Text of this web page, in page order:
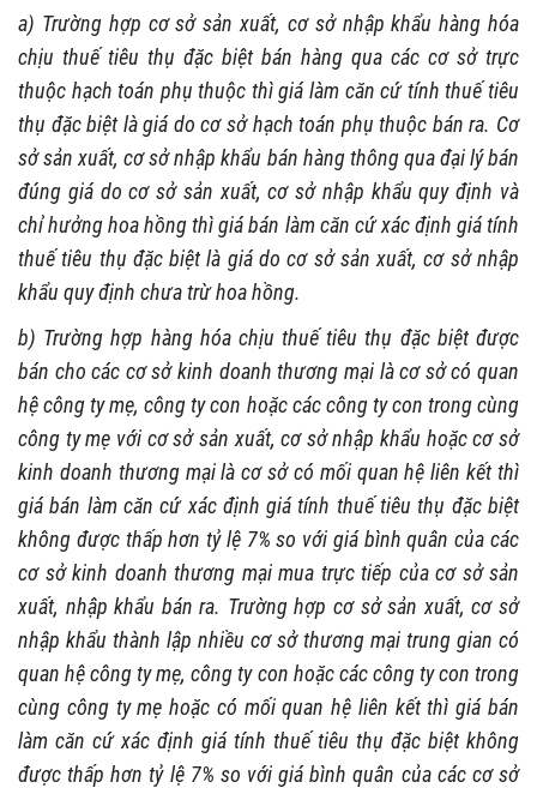
a) Trường hợp cơ sở sản xuất, cơ sở nhập khẩu hàng hóa
chịu thuế tiêu thụ đặc biệt bán hàng qua các cơ sở trực
thuộc hạch toán phụ thuộc thì giá làm căn cứ tính thuế tiêu
thụ đặc biệt là giá do cơ sở hạch toán phụ thuộc bán ra. Cơ
sở sản xuất, cơ sở nhập khẩu bán hàng thông qua đại lý bán
đúng giá do cơ sở sản xuất, cơ sở nhập khẩu quy định và
chỉ hưởng hoa hồng thì giá bán làm căn cứ xác định giá tính
thuế tiêu thụ đặc biệt là giá do cơ sở sản xuất, cơ sở nhập
khẩu quy định chưa trừ hoa hồng.
b) Trường hợp hàng hóa chịu thuế tiêu thụ đặc biệt được
bán cho các cơ sở kinh doanh thương mại là cơ sở có quan
hệ công ty mẹ, công ty con hoặc các công ty con trong cùng
công ty mẹ với cơ sở sản xuất, cơ sở nhập khẩu hoặc cơ sở
kinh doanh thương mại là cơ sở có mối quan hệ liên kết thì
giá bán làm căn cứ xác định giá tính thuế tiêu thụ đặc biệt
không được thấp hơn tỷ lệ 7% so với giá bình quân của các
cơ sở kinh doanh thương mại mua trực tiếp của cơ sở sản
xuất, nhập khẩu bán ra. Trường hợp cơ sở sản xuất, cơ sở
nhập khẩu thành lập nhiều cơ sở thương mại trung gian có
quan hệ công ty mẹ, công ty con hoặc các công ty con trong
cùng công ty mẹ hoặc có mối quan hệ liên kết thì giá bán
làm căn cứ xác định giá tính thuế tiêu thụ đặc biệt không
được thấp hơn tỷ lệ 7% so với giá bình quân của các cơ sở